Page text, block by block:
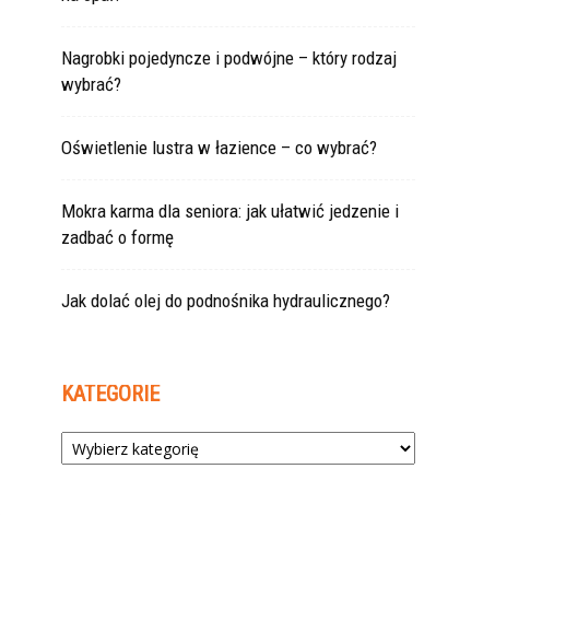
Nagrobki pojedyncze i podwójne – który rodzaj
wybrać?
Oświetlenie lustra w łazience – co wybrać?
Mokra karma dla seniora: jak ułatwić jedzenie i
zadbać o formę
Jak dolać olej do podnośnika hydraulicznego?
KATEGORIE
Kategorie